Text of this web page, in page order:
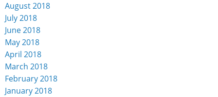
August 2018
July 2018
June 2018
May 2018
April 2018
March 2018
February 2018
January 2018